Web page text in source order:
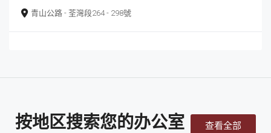
青山公路 - 荃灣段264 - 298號
按地区搜索您的办公室 查看全部